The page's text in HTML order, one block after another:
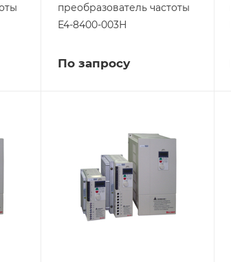
преобразователь частоты
E4-8400-003Н
По запросу